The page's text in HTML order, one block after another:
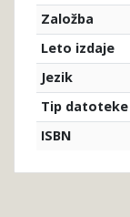
Založba
Leto izdaje
Jezik
Tip datoteke
ISBN